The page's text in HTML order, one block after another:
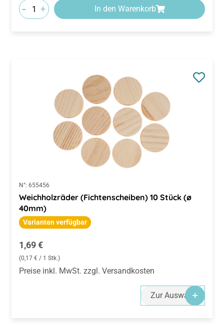
- + In den Warenkorb
N°: 655456
Weichholzräder (Fichtenscheiben) 10 Stück (ø
40mm)
Varianten verfügbar
Regulärer Preis:
1,69 €
(0,17 € / 1 Stk.)
Preise inkl. MwSt. zzgl. Versandkosten
Zur Auswahl